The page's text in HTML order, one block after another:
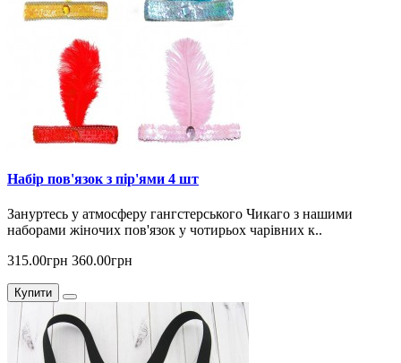
Набір пов'язок з пір'ями 4 шт
Зануртесь у атмосферу гангстерського Чикаго з нашими
наборами жіночих пов'язок у чотирьох чарівних к..
315.00грн 360.00грн
Купити